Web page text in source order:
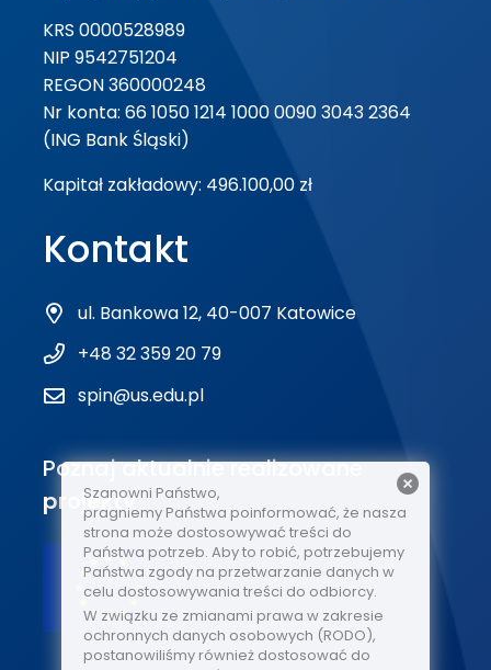
KRS 0000528989
NIP 9542751204
REGON 360000248
Nr konta: 66 1050 1214 1000 0090 3043 2364
(ING Bank Śląski)
Kapitał zakładowy: 496.100,00 zł
Kontakt
ul. Bankowa 12, 40-007 Katowice
+48 32 359 20 79
spin@us.edu.pl
Poznaj aktualnie realizowane
projekty
Szanowni Państwo,
pragniemy Państwa poinformować, że nasza
strona może dostosowywać treści do
Państwa potrzeb. Aby to robić, potrzebujemy
Państwa zgody na przetwarzanie danych w
celu dostosowywania treści do odbiorcy.
W związku ze zmianami prawa w zakresie
ochronnych danych osobowych (RODO),
postanowiliśmy również dostosować do